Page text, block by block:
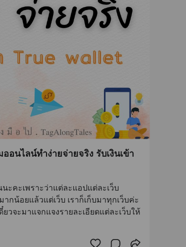
อนไลน์ทำง่ายจ่ายจริง รับเงินเข้า
คะเพราะว่าแต่ละแอปแต่ละเว็บ
น้อยแล้วแต่เว็บ เราก็เก็บมาทุกเว็บค่ะ
วจะมาแจกแจงรายละเอียดแต่ละเว็บให้